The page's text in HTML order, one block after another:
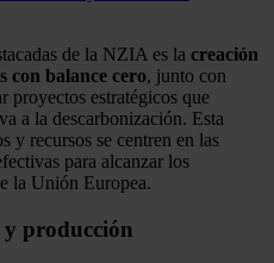
de la NZIA es la creación
con balance cero, junto con
proyectos estratégicos que
a la descarbonización. Esta
y recursos se centren en las
para alcanzar los
la Unión Europea.
producción